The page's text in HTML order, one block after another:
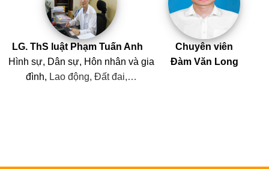
LG. ThS luật Phạm Tuấn Anh
Hình sự, Dân sự, Hôn nhân và gia
đình, Lao động, Đất đai,…
Chuyên viên
Đàm Văn Long